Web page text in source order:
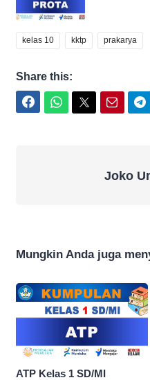
kelas 10 kktp prakarya
Share this:
Joko
Mungkin Anda juga
ATP Kelas 1 SD/MI